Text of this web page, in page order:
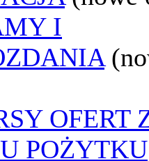
I
OFERT
POŻYTKU